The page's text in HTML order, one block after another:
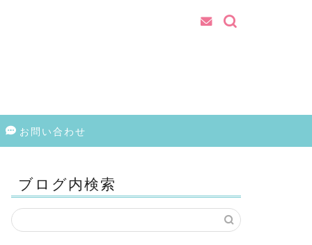
お問い合わせ
ブログ内検索